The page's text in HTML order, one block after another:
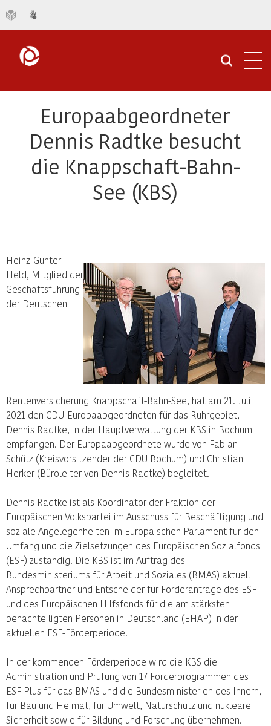
Europaabgeordneter
Dennis Radtke besucht
die Knappschaft-Bahn-
See (KBS)
Heinz-Günter
Held, Mitglied der
Geschäftsführung
der Deutschen
Rentenversicherung Knappschaft-Bahn-See, hat am 21. Juli
2021 den CDU-Europaabgeordneten für das Ruhrgebiet,
Dennis Radtke, in der Hauptverwaltung der KBS in Bochum
empfangen. Der Europaabgeordnete wurde von Fabian
Schütz (Kreisvorsitzender der CDU Bochum) und Christian
Herker (Büroleiter von Dennis Radtke) begleitet.
Dennis Radtke ist als Koordinator der Fraktion der
Europäischen Volkspartei im Ausschuss für Beschäftigung und
soziale Angelegenheiten im Europäischen Parlament für den
Umfang und die Zielsetzungen des Europäischen Sozialfonds
(ESF) zuständig. Die KBS ist im Auftrag des
Bundesministeriums für Arbeit und Soziales (BMAS) aktuell
Ansprechpartner und Entscheider für Förderanträge des ESF
und des Europäischen Hilfsfonds für die am stärksten
benachteiligten Personen in Deutschland (EHAP) in der
aktuellen ESF-Förderperiode.
In der kommenden Förderperiode wird die KBS die
Administration und Prüfung von 17 Förderprogrammen des
ESF Plus für das BMAS und die Bundesministerien des Innern,
für Bau und Heimat, für Umwelt, Naturschutz und nukleare
Sicherheit sowie für Bildung und Forschung übernehmen.